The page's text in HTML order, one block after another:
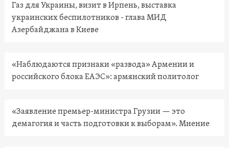
Газ для Украины, визит в Ирпень, выставка
украинских беспилотников - глава МИД
Азербайджана в Киеве
«Наблюдаются признаки «развода» Армении и
российского блока ЕАЭС»: армянский политолог
«Заявление премьер-министра Грузии — это
демагогия и часть подготовки к выборам». Мнение